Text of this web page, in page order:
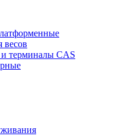
весов
терминалы CAS